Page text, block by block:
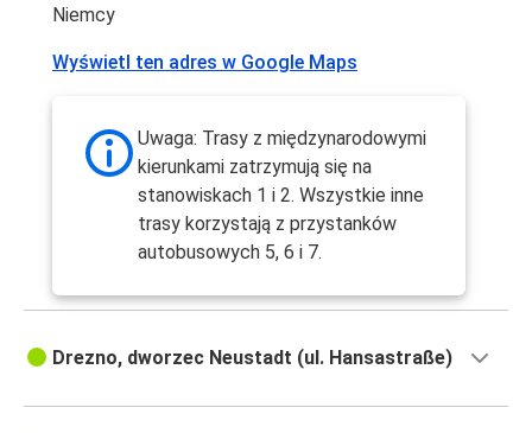
Niemcy
Wyświetl ten adres w Google Maps
Uwaga: Trasy z międzynarodowymi
kierunkami zatrzymują się na
stanowiskach 1 i 2. Wszystkie inne
trasy korzystają z przystanków
autobusowych 5, 6 i 7.
Drezno, dworzec Neustadt (ul. Hansastraße)